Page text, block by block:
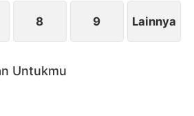
8 9 Lainnya
Untukmu